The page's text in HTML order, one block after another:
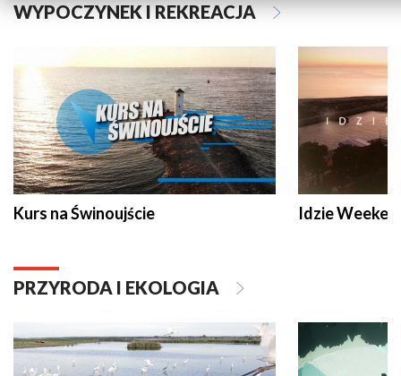
WYPOCZYNEK I REKREACJA
Kurs na Świnoujście Idzie
PRZYRODA I EKOLOGIA